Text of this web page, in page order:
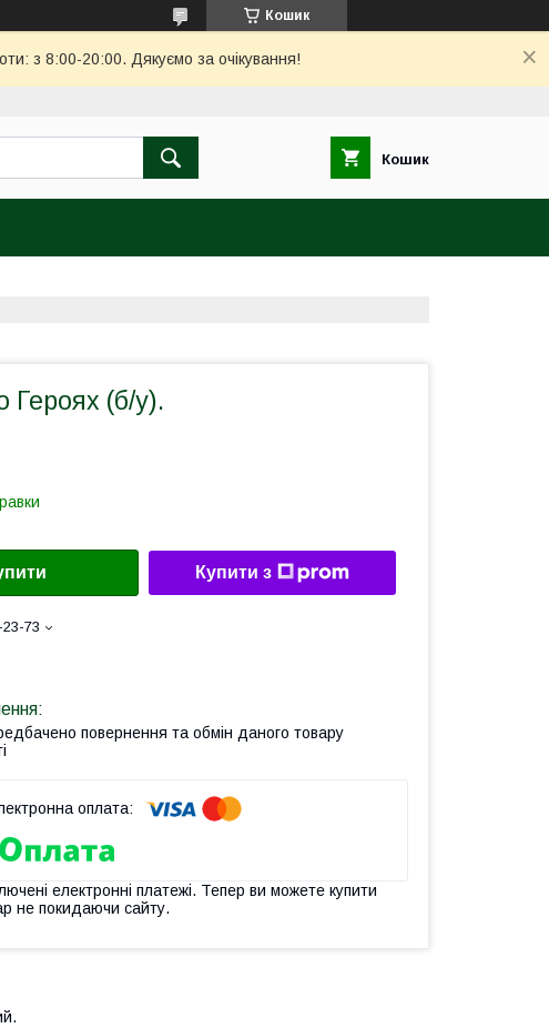
Кошик
з 8:00-20:00. Дякуємо за очікування!
Кошик
Героях (б/у).
Купити з
73
повернення та обмін даного товару
електронні платежі. Тепер ви можете купити
не покидаючи сайту.